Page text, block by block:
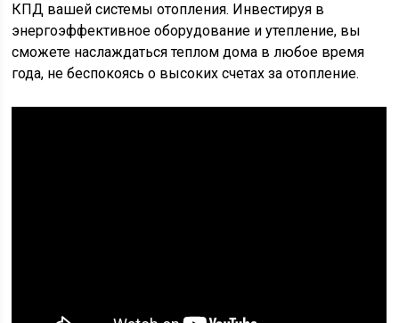
КПД вашей системы отопления. Инвестируя в
энергоэффективное оборудование и утепление, вы
сможете наслаждаться теплом дома в любое время
года, не беспокоясь о высоких счетах за отопление.